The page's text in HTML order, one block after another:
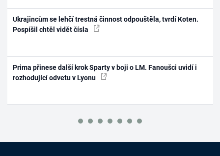
Ukrajincům se lehčí trestná činnost odpouštěla, tvrdí Koten.
Pospíšil chtěl vidět čísla
Prima přinese další krok Sparty v boji o LM. Fanoušci uvidí i
rozhodující odvetu v Lyonu